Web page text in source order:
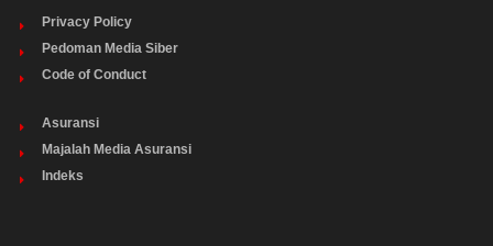
Privacy Policy
Pedoman Media Siber
Code of Conduct
Asuransi
Majalah Media Asuransi
Indeks